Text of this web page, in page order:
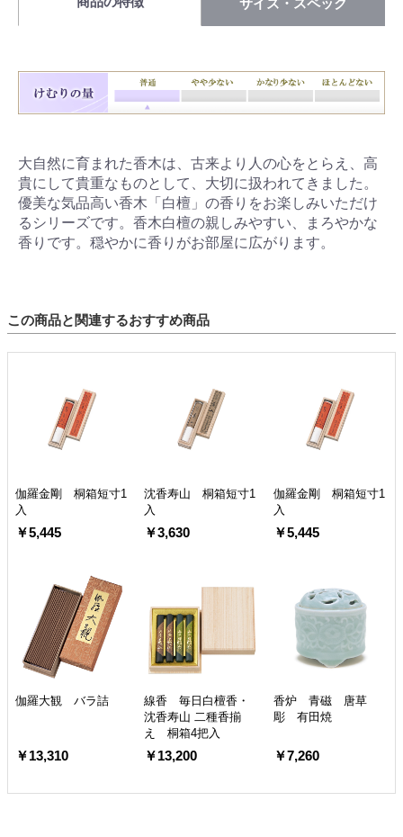
サイズ・スペック
大自然に育まれた香木は、古来より人の心をとらえ、高
貴にして貴重なものとして、大切に扱われてきました。
優美な気品高い香木「白檀」の香りをお楽しみいただけ
るシリーズです。香木白檀の親しみやすい、まろやかな
香りです。穏やかに香りがお部屋に広がります。
この商品と関連するおすすめ商品
伽羅金剛 桐箱短寸1
入
￥5,445
沈香寿山 桐箱短寸1
入
￥3,630
伽羅金剛 桐箱短寸1
入
￥5,445
伽羅大観 バラ詰
￥13,310
線香 毎日白檀香・
沈香寿山 二種香揃
え 桐箱4把入
￥13,200
香炉 青磁 唐草
彫 有田焼
￥7,260